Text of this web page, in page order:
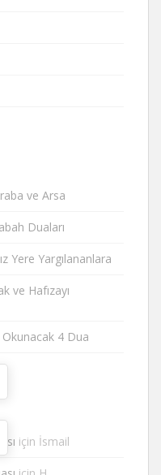
ve Arsa
Duaları
Yere Yargılananlara
ve Hafızayı
Okunacak 4 Dua
için İsmail